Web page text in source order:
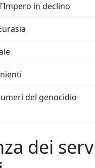
in declino
del genocidio
dei